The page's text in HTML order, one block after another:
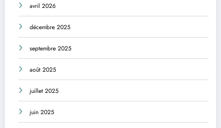
avril 2026
décembre 2025
septembre 2025
août 2025
juillet 2025
juin 2025